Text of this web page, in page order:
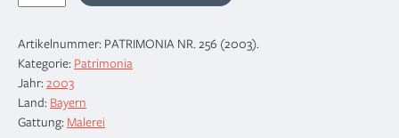
Bilder
Sammlung
Georg
Schäfer
Menge
Artikelnummer: PATRIMONIA NR. 256 (2003).
Kategorie: Patrimonia
Jahr: 2003
Land: Bayern
Gattung: Malerei